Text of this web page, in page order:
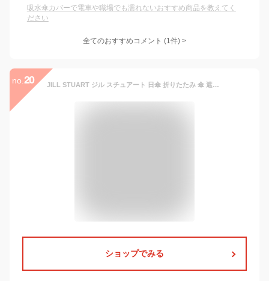
吸水傘カバーで電車や職場でも濡れないおすすめ商品を教えてく
ださい
全てのおすすめコメント (1件) >
no. 20 JILL STUART ジル スチュアート 日傘 折りたたみ 傘 遮光 晴雨兼用 レディース 50cm 軽量 遮光 遮熱 UVカット サマーシールド 1JI27753
ショップでみる